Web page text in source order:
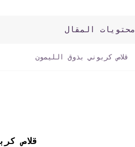
محتويات المقال
قلاص كربوني بذوق الليمون
قلاص